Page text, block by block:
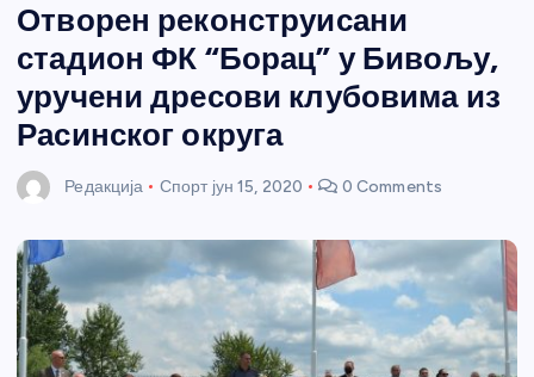
и портал
Отворен реконструисани
стадион ФК “Борац” у Бивољу,
уручени дресови клубовима из
Расинског округа
Редакција Спорт јун 15, 2020 0 Comments